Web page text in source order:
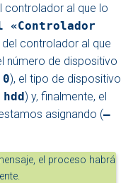
controlador al que lo
«Controlador
controlador al que
número de dispositivo
), el tipo de dispositivo
) y, finalmente, el
asignando (–
el proceso habrá